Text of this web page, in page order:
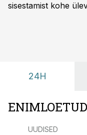
sisestamist kohe
24H
ENIMLOETUD
UUDISED